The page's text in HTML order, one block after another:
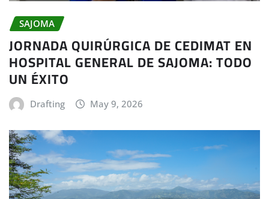
SAJOMA
JORNADA QUIRÚRGICA DE CEDIMAT EN
HOSPITAL GENERAL DE SAJOMA: TODO
UN ÉXITO
Drafting May 9, 2026